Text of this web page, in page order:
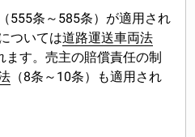
（555条～585条）が適用され
ついては道路運送車両法
ます。売主の賠償責任の制
（8条～10条）も適用され